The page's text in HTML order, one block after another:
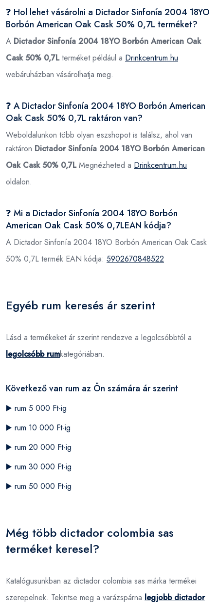
❓ Hol lehet vásárolni a Dictador Sinfonía 2004 18YO
Borbón American Oak Cask 50% 0,7L terméket?
A Dictador Sinfonía 2004 18YO Borbón American Oak
Cask 50% 0,7Lterméket például a Drinkcentrum.hu
webáruházban vásárolhatja meg.
❓ A Dictador Sinfonía 2004 18YO Borbón American
Oak Cask 50% 0,7L raktáron van?
Weboldalunkon több olyan eszshopot is találsz, ahol van
raktáron Dictador Sinfonía 2004 18YO Borbón American
Oak Cask 50% 0,7LMegnézheted a Drinkcentrum.hu
oldalon.
❓ Mi a Dictador Sinfonía 2004 18YO Borbón
American Oak Cask 50% 0,7LEAN kódja?
A Dictador Sinfonía 2004 18YO Borbón American Oak Cask
50% 0,7L termék EAN kódja: 5902670848522
Egyéb rum keresés ár szerint
Lásd a termékeket ár szerint rendezve a legolcsóbbtól a
legolcsóbb rumkategóriában.
Következő van rum az Ön számára ár szerint
▶️ rum 5 000 Ft-ig
▶️ rum 10 000 Ft-ig
▶️ rum 20 000 Ft-ig
▶️ rum 30 000 Ft-ig
▶️ rum 50 000 Ft-ig
Még több dictador colombia sas
terméket keresel?
Katalógusunkban az dictador colombia sas márka termékei
szerepelnek. Tekintse meg a varázspárna legjobb dictador